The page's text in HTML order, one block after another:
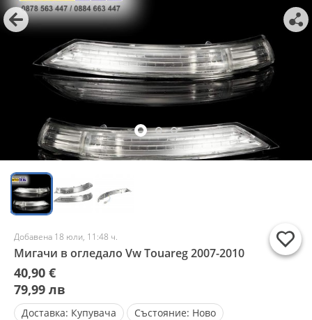
Добавена 18 юли, 11:48 ч.
Мигачи в огледало Vw Touareg 2007-2010
40,90 €
79,99 лв
Доставка: Купувача Състояние: Ново